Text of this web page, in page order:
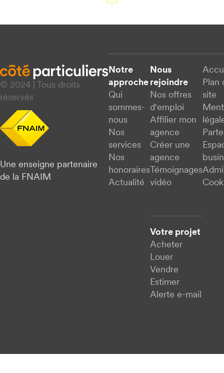
© 2024 | Tous droits
réservés
Une enseigne partenaire
de la FNAIM
Notre
approche
Qui
sommes-
nous
Nos
services
Nos
honoraires
Actualité
Nous
rejoindre
Nos offres
d'emploi
Affilier mon
agence
Créer une
agence
Témoignages
vidéo
Votre projet
Acheter
Louer
Vendre
Estimer
Alerte e-mail
Plan
site